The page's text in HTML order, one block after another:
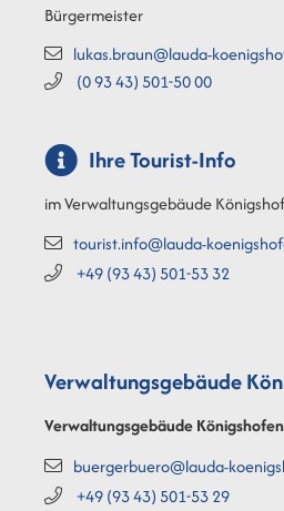
Bürgermeister
lukas.braun@lauda-
(09343) 501-5000
Ihre Tourist-Info
im Verwaltungsgebäude
tourist.info@lauda-
+49 (9343) 501-5332
Verwaltungsgebäude
Verwaltungsgebäude Königshofen
buergerbuero@lauda-
+49 (9343) 501-5329